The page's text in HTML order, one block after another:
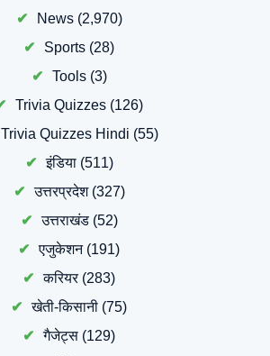
News(2,970)
Sports (28)
Tools(3)
Trivia Quizzes (126)
Trivia Quizzes Hindi (55)
इंडिया(511)
उत्तरप्रदेश(327)
उत्तराखंड(52)
एजुकेशन(191)
करियर(283)
खेती-किसानी (75)
गैजेट्स (129)